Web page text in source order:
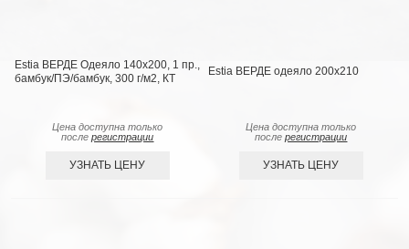
Estia ВЕРДЕ Одеяло 140х200, 1 пр.,
бамбук/ПЭ/бамбук, 300 г/м2, КТ
Цена доступна только
послерегистрации
УЗНАТЬ ЦЕНУ
Estia ВЕРДЕ одеяло 200х210
Цена доступна только
послерегистрации
УЗНАТЬ ЦЕНУ